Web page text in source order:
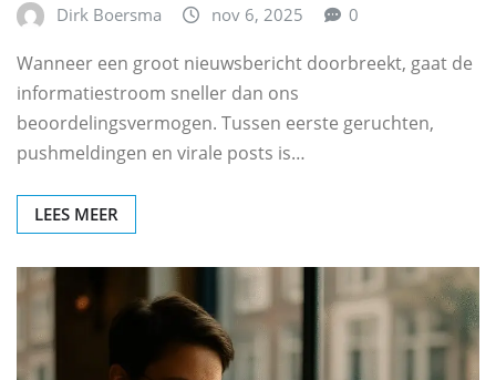
Dirk Boersma nov 6, 2025 0
Wanneer een groot nieuwsbericht doorbreekt, gaat de
informatiestroom sneller dan ons
beoordelingsvermogen. Tussen eerste geruchten,
pushmeldingen en virale posts is…
LEES MEER